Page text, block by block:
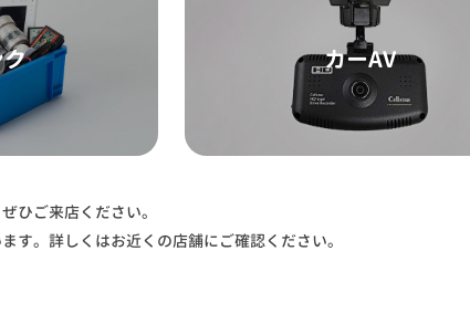
カーAV
ひご来店ください。
す。詳しくはお近くの店舗にご確認ください。